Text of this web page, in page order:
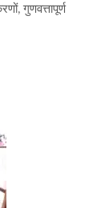
गुणवत्तापूर्ण